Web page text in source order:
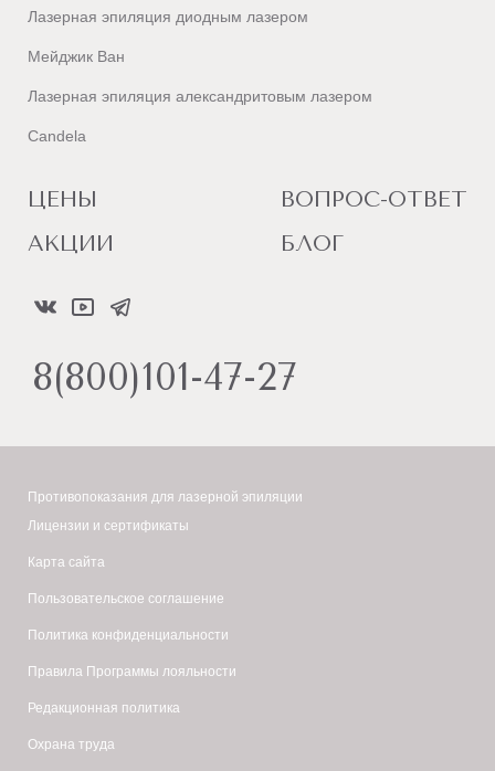
Лазерная эпиляция диодным лазером
Мейджик Ван
Лазерная эпиляция александритовым лазером
Candela
ЦЕНЫ
АКЦИИ
ВОПРОС-ОТВЕТ
БЛОГ
8(800)101-47-27
Противопоказания для лазерной эпиляции
Лицензии и сертификаты
Карта сайта
Пользовательское соглашение
Политика конфиденциальности
Правила Программы лояльности
Редакционная политика
Охрана труда